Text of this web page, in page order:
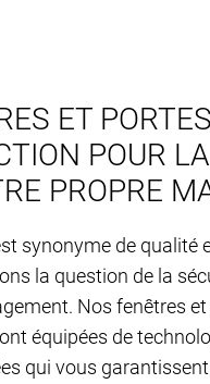
ET
POUR
PROPRE
synonyme de qualité
la question de la
Nos fenêtres
équipées de
qui vous